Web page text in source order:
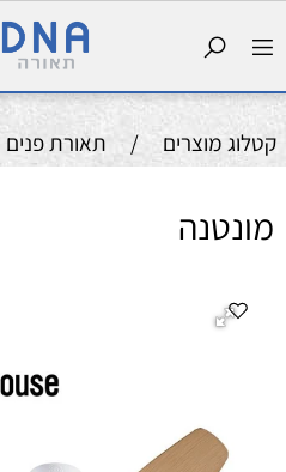
קטלוג מוצרים / תאורת פנים
מונטנה